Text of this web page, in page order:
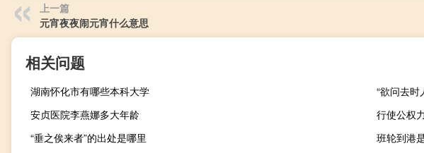
上一篇
元宵夜夜闹元宵什么意思
相关问题
湖南怀化市有哪些本科大学
“欲问去时
安贞医院李燕娜多大年龄
行使公权
“垂之俟来者”的出处是哪里
班轮到港